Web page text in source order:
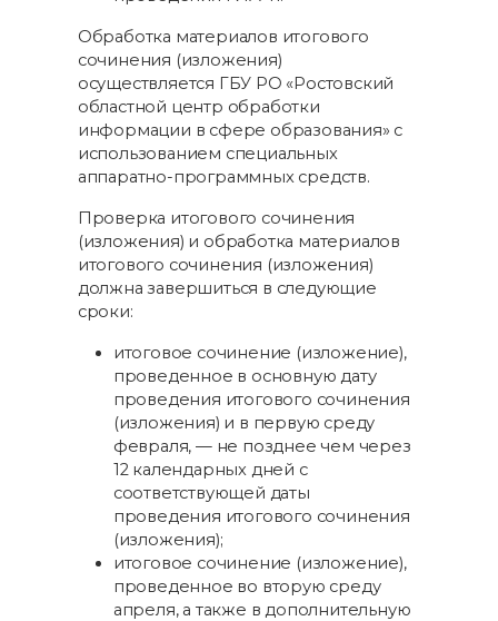
Обработка материалов итогового
сочинения (изложения)
осуществляется ГБУ РО «Ростовский
областной центр обработки
информации в сфере образования» с
использованием специальных
аппаратно-программных средств.
Проверка итогового сочинения
(изложения) и обработка материалов
итогового сочинения (изложения)
должна завершиться в следующие
сроки:
итоговое сочинение (изложение),
проведенное в основную дату
проведения итогового сочинения
(изложения) и в первую среду
февраля, — не позднее чем через
12 календарных дней с
соответствующей даты
проведения итогового сочинения
(изложения);
итоговое сочинение (изложение),
проведенное во вторую среду
апреля, а также в дополнительную